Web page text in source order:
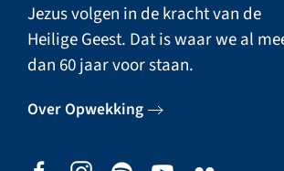
Jezus volgen in de kracht van de
Heilige Geest. Dat is waar we al
dan 60 jaar voor staan.
Over Opwekking